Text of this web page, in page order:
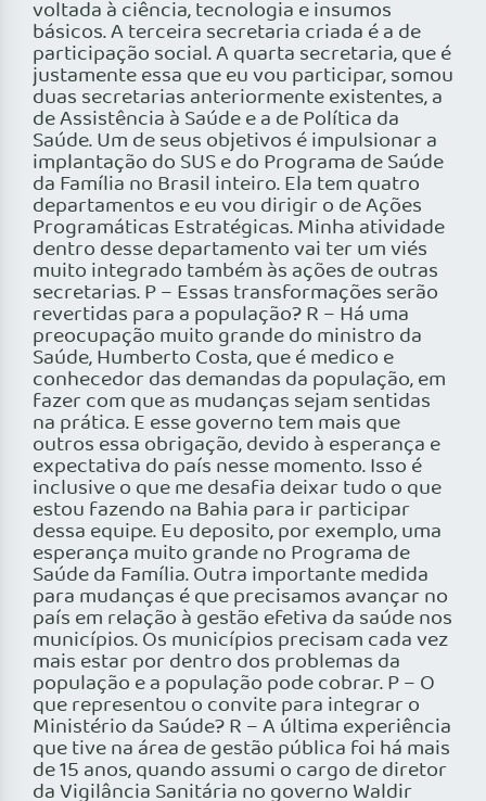
voltada à ciência, tecnologia e insumos
básicos. A terceira secretaria criada é a de
participação social. A quarta secretaria, que é
justamente essa que eu vou participar, somou
duas secretarias anteriormente existentes, a
de Assistência à Saúde e a de Política da
Saúde. Um de seus objetivos é impulsionar a
implantação do SUS e do Programa de Saúde
da Família no Brasil inteiro. Ela tem quatro
departamentos e eu vou dirigir o de Ações
Programáticas Estratégicas. Minha atividade
dentro desse departamento vai ter um viés
muito integrado também às ações de outras
secretarias. P – Essas transformações serão
revertidas para a população? R – Há uma
preocupação muito grande do ministro da
Saúde, Humberto Costa, que é medico e
conhecedor das demandas da população, em
fazer com que as mudanças sejam sentidas
na prática. E esse governo tem mais que
outros essa obrigação, devido à esperança e
expectativa do país nesse momento. Isso é
inclusive o que me desafia deixar tudo o que
estou fazendo na Bahia para ir participar
dessa equipe. Eu deposito, por exemplo, uma
esperança muito grande no Programa de
Saúde da Família. Outra importante medida
para mudanças é que precisamos avançar no
país em relação à gestão efetiva da saúde nos
municípios. Os municípios precisam cada vez
mais estar por dentro dos problemas da
população e a população pode cobrar. P – O
que representou o convite para integrar o
Ministério da Saúde? R – A última experiência
que tive na área de gestão pública foi há mais
de 15 anos, quando assumi o cargo de diretor
da Vigilância Sanitária no governo Waldir